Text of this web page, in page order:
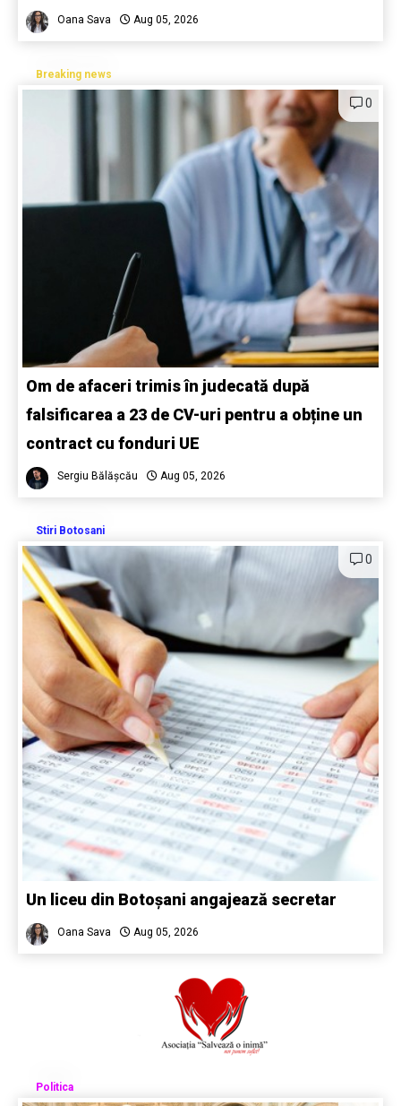
Oana Sava Aug 05, 2026
Breaking news
0
Om de afaceri trimis în judecată după
falsificarea a 23 de CV-uri pentru a obține un
contract cu fonduri UE
Sergiu Bălășcău Aug 05, 2026
Stiri Botosani
0
Un liceu din Botoșani angajează secretar
Oana Sava Aug 05, 2026
Politica